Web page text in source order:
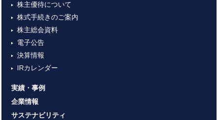
株主優待について
株式手続きのご案内
株主総会資料
電子公告
決算情報
IRカレンダー
実績・事例
企業情報
サステナビリティ